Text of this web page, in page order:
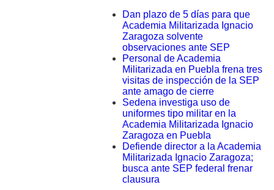
Dan plazo de 5 días para que
Academia Militarizada Ignacio
Zaragoza solvente
observaciones ante SEP
Personal de Academia
Militarizada en Puebla frena tres
visitas de inspección de la SEP
ante amago de cierre
Sedena investiga uso de
uniformes tipo militar en la
Academia Militarizada Ignacio
Zaragoza en Puebla
Defiende director a la Academia
Militarizada Ignacio Zaragoza;
busca ante SEP federal frenar
clausura